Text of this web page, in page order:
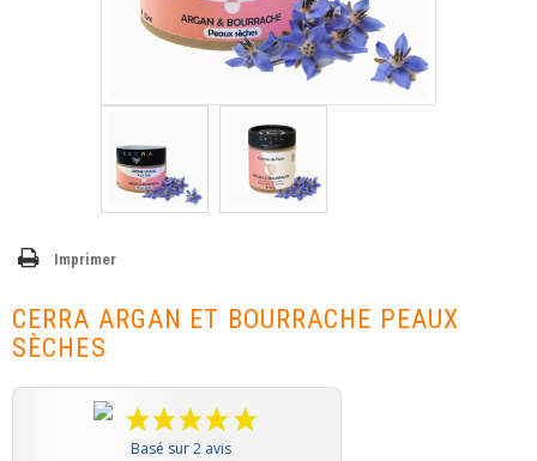
Imprimer
CERRA ARGAN ET BOURRACHE PEAUX
SÈCHES
Basé sur 2 avis